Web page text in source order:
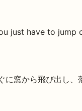
just have to
に窓から飛び出し、